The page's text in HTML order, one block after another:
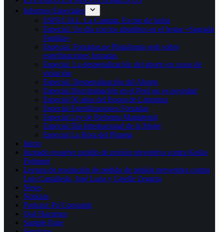
Informes Especiales
ESPECIAL. La Cantuta: En pie de lucha
Especial. Un día con los abuelitos en el hogar «Sagrada
Familia»
Especial. Forzadas.pe Plataforma web sobre
esterilizaciones forzadas
Especial. La despenalización del aborto en casos de
violación
Especial. Despenalización del Aborto
Especial Discriminación en el Perú no es novedad
Especial 50 años del Boom de Literatura
Especial Esterilizaciones Forzadas
Especial Ley de Reforma Magisterial
Especial Día Internacional de la Mujer
Especial La Hora del Planeta
Inicio
Juzgado resuelve pedido de prisión preventiva contra Keiko
Fujimori
Lectura de resolución de pedido de prisión preventiva contra
Luis Castañeda, José Luna y Giselle Zegarra
News
Noticias
Podcast: Pa´Consumir
Qué Hacemos
Sample Page